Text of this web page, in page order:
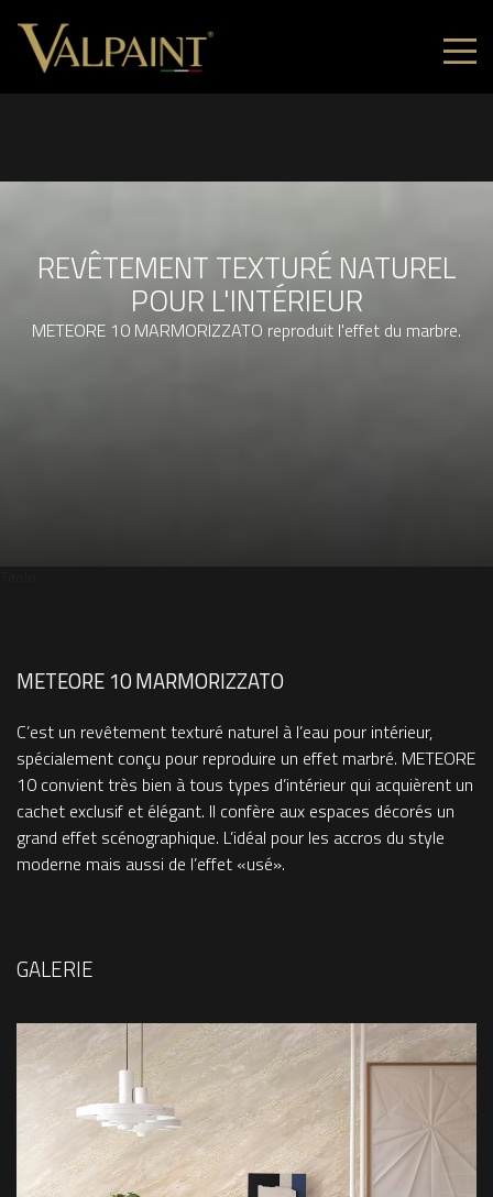
REVÊTEMENT TEXTURÉ NATUREL
POUR L'INTÉRIEUR
METEORE 10 MARMORIZZATO reproduit l'effet du marbre.
METEORE 10 MARMORIZZATO
C’est un revêtement texturé naturel à l’eau pour intérieur,
spécialement conçu pour reproduire un effet marbré. METEORE
10 convient très bien à tous types d’intérieur qui acquièrent un
cachet exclusif et élégant. Il confère aux espaces décorés un
grand effet scénographique. L’idéal pour les accros du style
moderne mais aussi de l’effet «usé».
GALERIE